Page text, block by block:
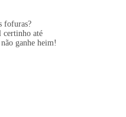
fofuras?
certinho até
ganhe heim!